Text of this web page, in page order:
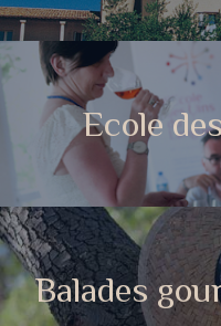
Ecole
Balades